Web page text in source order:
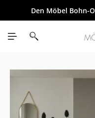
springen
Den Möbel Bohn-